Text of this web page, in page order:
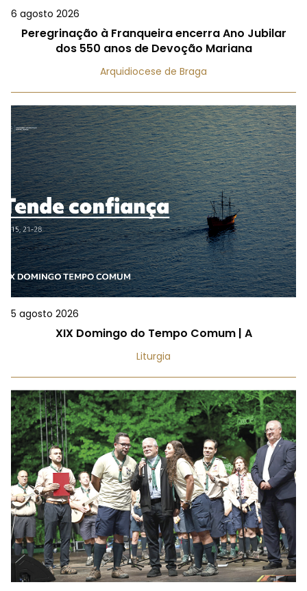
6 agosto 2026
Peregrinação à Franqueira encerra Ano Jubilar
dos 550 anos de Devoção Mariana
Arquidiocese de Braga
5 agosto 2026
XIX Domingo do Tempo Comum | A
Liturgia